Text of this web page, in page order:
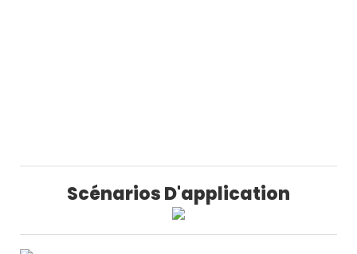
Scénarios D'application